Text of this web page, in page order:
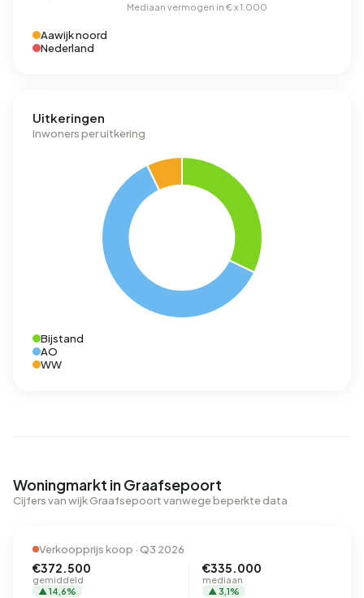
Aawijk noord
Nederland
Uitkeringen
Inwoners per uitkering
Bijstand
AO
WW
Woningmarkt in Graafsepoort
Cijfers van wijk Graafsepoort vanwege beperkte data
Verkoopprijs koop · Q3 2026
€372.500
gemiddeld
▲ 14,6%
€335.000
mediaan
▲ 3,1%